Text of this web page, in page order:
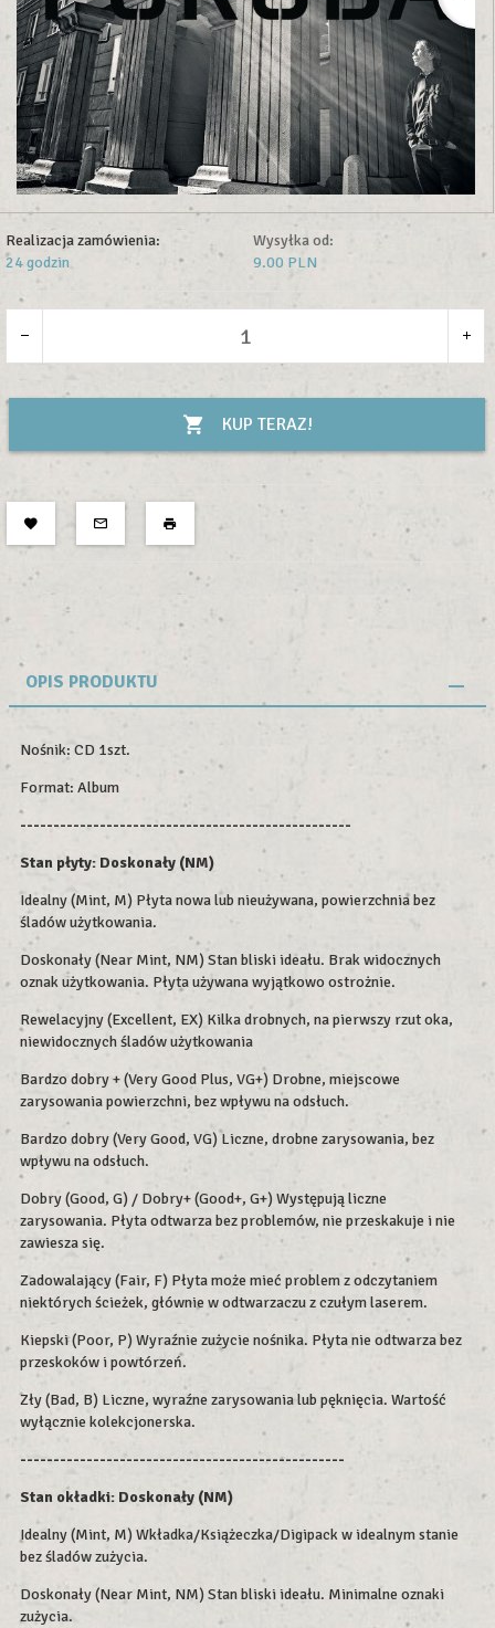
Realizacja zamówienia:
24 godzin
Wysyłka od:
9.00 PLN
KUP TERAZ!
OPIS PRODUKTU
Nośnik: CD 1szt.
Format: Album
--------------------------------------------------
Stan płyty: Doskonały (NM)
Idealny (Mint, M) Płyta nowa lub nieużywana, powierzchnia bez
śladów użytkowania.
Doskonały (Near Mint, NM) Stan bliski ideału. Brak widocznych
oznak użytkowania. Płyta używana wyjątkowo ostrożnie.
Rewelacyjny (Excellent, EX) Kilka drobnych, na pierwszy rzut oka,
niewidocznych śladów użytkowania
Bardzo dobry + (Very Good Plus, VG+) Drobne, miejscowe
zarysowania powierzchni, bez wpływu na odsłuch.
Bardzo dobry (Very Good, VG) Liczne, drobne zarysowania, bez
wpływu na odsłuch.
Dobry (Good, G) / Dobry+ (Good+, G+) Występują liczne
zarysowania. Płyta odtwarza bez problemów, nie przeskakuje i nie
zawiesza się.
Zadowalający (Fair, F) Płyta może mieć problem z odczytaniem
niektórych ścieżek, głównie w odtwarzaczu z czułym laserem.
Kiepski (Poor, P) Wyraźnie zużycie nośnika. Płyta nie odtwarza bez
przeskoków i powtórzeń.
Zły (Bad, B) Liczne, wyraźne zarysowania lub pęknięcia. Wartość
wyłącznie kolekcjonerska.
-------------------------------------------------
Stan okładki: Doskonały (NM)
Idealny (Mint, M) Wkładka/Książeczka/Digipack w idealnym stanie
bez śladów zużycia.
Doskonały (Near Mint, NM) Stan bliski ideału. Minimalne oznaki
zużycia.